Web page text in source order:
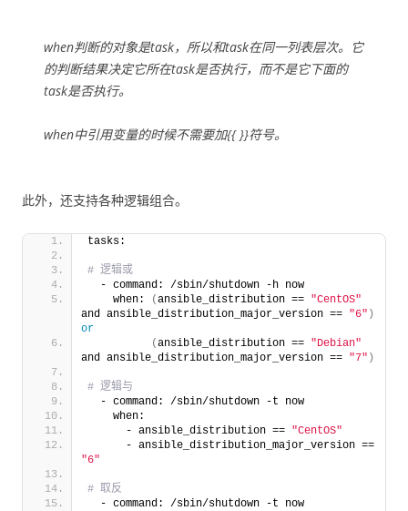
when判断的对象是task，所以和task在同一列表层次。它
的判断结果决定它所在task是否执行，而不是它下面的
task是否执行。
when中引用变量的时候不需要加{{ }}符号。
此外，还支持各种逻辑组合。
tasks:
# 逻辑或
  - command: /sbin/shutdown -h now
    when:
(ansible_distribution == "CentOS"
and ansible_distribution_major_version == "6" )
or
(ansible_distribution == "Debian"
and ansible_distribution_major_version == "7" )
# 逻辑与
  - command: /sbin/shutdown -t now
    when:
      - ansible_distribution ==
"CentOS"
"6"
# 取反
  - command: /sbin/shutdown -t now